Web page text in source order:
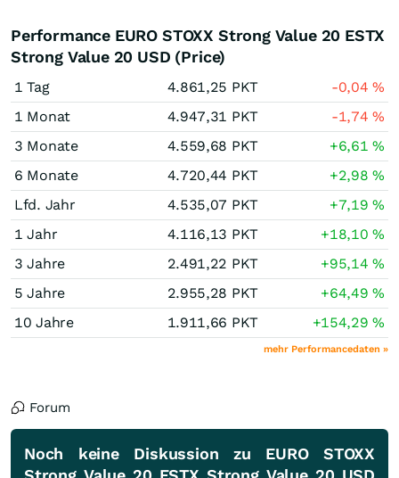
Performance EURO STOXX Strong Value 20 ESTX
Strong Value 20 USD (Price)
1 Tag 4.861,25 PKT -0,04%
1 Monat
4.947,31 PKT -1,74%
3 Monate
4.559,68 PKT +6,61%
6 Monate
4.720,44 PKT +2,98%
Lfd. Jahr
4.535,07 PKT +7,19%
1 Jahr
4.116,13 PKT +18,10%
3 Jahre
2.491,22 PKT +95,14%
5 Jahre
2.955,28 PKT +64,49%
10 Jahre
1.911,66 PKT +154,29%
mehr Performancedaten »
Forum
Noch keine Diskussion zu EURO STOXX